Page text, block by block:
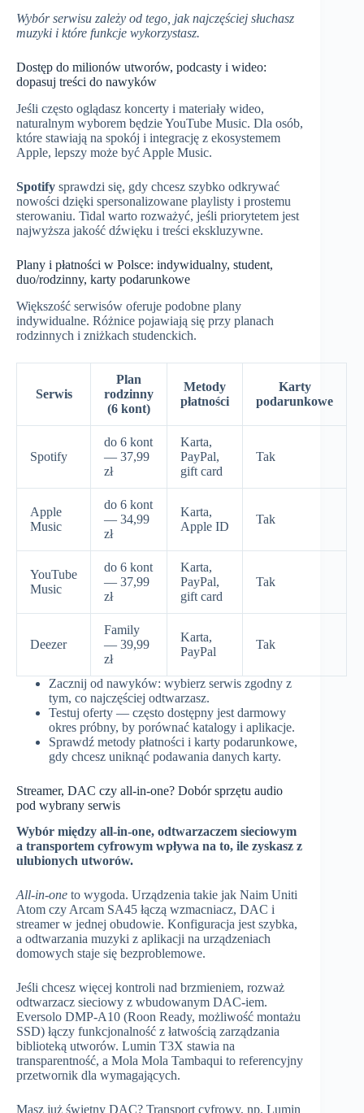
Wybór serwisu zależy od tego, jak najczęściej słuchasz
muzyki i które funkcje wykorzystasz.
Dostęp do milionów utworów, podcasty i wideo:
dopasuj treści do nawyków
Jeśli często oglądasz koncerty i materiały wideo,
naturalnym wyborem będzie YouTube Music. Dla osób,
które stawiają na spokój i integrację z ekosystemem
Apple, lepszy może być Apple Music.
Spotify sprawdzi się, gdy chcesz szybko odkrywać
nowości dzięki spersonalizowane playlisty i prostemu
sterowaniu. Tidal warto rozważyć, jeśli priorytetem jest
najwyższa jakość dźwięku i treści ekskluzywne.
Plany i płatności w Polsce: indywidualny, student,
duo/rodzinny, karty podarunkowe
Większość serwisów oferuje podobne plany
indywidualne. Różnice pojawiają się przy planach
rodzinnych i zniżkach studenckich.
Serwis
Plan
rodzinny
(6 kont)
Metody
płatności
Karty
podarunkowe
Spotify
do 6 kont
— 37,99
zł
Karta,
PayPal,
gift card
Tak
Apple
Music
do 6 kont
— 34,99
zł
Karta,
Apple ID
Tak
YouTube
Music
do 6 kont
— 37,99
zł
Karta,
PayPal,
gift card
Tak
Deezer
Family
— 39,99
zł
Karta,
PayPal
Tak
Zacznij od nawyków: wybierz serwis zgodny z
tym, co najczęściej odtwarzasz.
Testuj oferty — często dostępny jest darmowy
okres próbny, by porównać katalogy i aplikacje.
Sprawdź metody płatności i karty podarunkowe,
gdy chcesz uniknąć podawania danych karty.
Streamer, DAC czy all‑in‑one? Dobór sprzętu audio
pod wybrany serwis
Wybór między all‑in‑one, odtwarzaczem sieciowym
a transportem cyfrowym wpływa na to, ile zyskasz z
ulubionych utworów.
All‑in‑one to wygoda. Urządzenia takie jak Naim Uniti
Atom czy Arcam SA45 łączą wzmacniacz, DAC i
streamer w jednej obudowie. Konfiguracja jest szybka,
a odtwarzania muzyki z aplikacji na urządzeniach
domowych staje się bezproblemowe.
Jeśli chcesz więcej kontroli nad brzmieniem, rozważ
odtwarzacz sieciowy z wbudowanym DAC‑iem.
Eversolo DMP‑A10 (Roon Ready, możliwość montażu
SSD) łączy funkcjonalność z łatwością zarządzania
biblioteką utworów. Lumin T3X stawia na
transparentność, a Mola Mola Tambaqui to referencyjny
przetwornik dla wymagających.
Masz już świetny DAC? Transport cyfrowy, np. Lumin